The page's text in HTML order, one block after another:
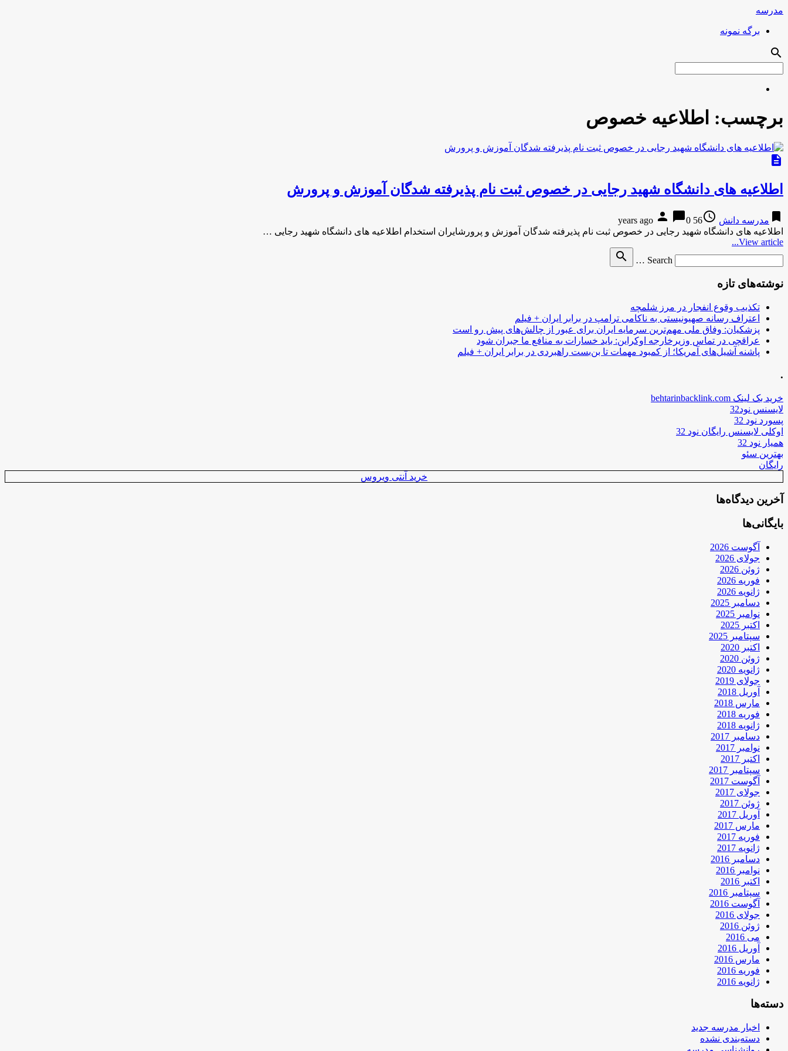
مدرسه
برگه نمونه
search
برچسب: اطلاعیه خصوص
description
اطلاعیه های دانشگاه شهید رجایی در خصوص ثبت نام پذیرفته شدگان آموزش و پرورش
bookmark مدرسه دانش access_time
56 years ago
person chat_bubble0
اطلاعیه های دانشگاه شهید رجایی در خصوص ثبت نام پذیرفته شدگان آموزش و پرورشایران استخدام اطلاعیه های دانشگاه شهید رجایی …
View article...
Search …
search
نوشته‌های تازه
تکذیب وقوع انفجار در مرز شلمچه
اعتراف رسانه صهیونیستی به ناکامی ترامپ در برابر ایران + فیلم
پزشکیان: وفاق ملی مهم‌ترین سرمایه ایران برای عبور از چالش‌های پیش رو است
عراقچی در تماس وزیرخارجه اوکراین: باید خسارات به منافع ما جبران شود
پاشنه آشیل‌های آمریکا؛ از کمبود مهمات تا بن‌بست راهبردی در برابر ایران + فیلم
.
خرید بک لینک behtarinbacklink.com
لایسنس نود32
پسورد نود 32
اوکلی لایسنس رایگان نود 32
همیار نود 32
بهترین سئو
رایگان
خرید آنتی ویروس
آخرین دیدگاه‌ها
بایگانی‌ها
آگوست 2026
جولای 2026
ژوئن 2026
فوریه 2026
ژانویه 2026
دسامبر 2025
نوامبر 2025
اکتبر 2025
سپتامبر 2025
اکتبر 2020
ژوئن 2020
ژانویه 2020
جولای 2019
آوریل 2018
مارس 2018
فوریه 2018
ژانویه 2018
دسامبر 2017
نوامبر 2017
اکتبر 2017
سپتامبر 2017
آگوست 2017
جولای 2017
ژوئن 2017
آوریل 2017
مارس 2017
فوریه 2017
ژانویه 2017
دسامبر 2016
نوامبر 2016
اکتبر 2016
سپتامبر 2016
آگوست 2016
جولای 2016
ژوئن 2016
می 2016
آوریل 2016
مارس 2016
فوریه 2016
ژانویه 2016
دسته‌ها
اخبار مدرسه جدید
دسته‌بندی نشده